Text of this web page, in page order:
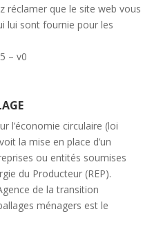
réclamer que le site web vous
lui sont fournie pour les
– v0
l’économie circulaire (loi
la mise en place d’un
ou entités soumises
du Producteur (REP).
de la transition
ménagers est le